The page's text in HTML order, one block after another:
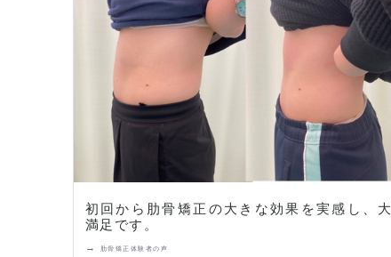
初回から肋骨矯正の大きな効果を実感し、大
満足です。
→ 肋骨矯正体験者の声